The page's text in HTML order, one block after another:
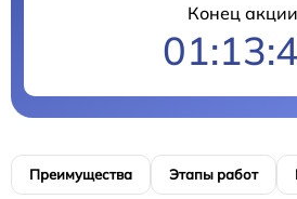
Конец акции
Преимущества Этапы работ